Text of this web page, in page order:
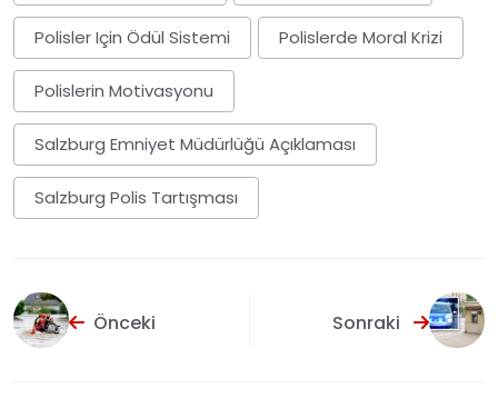
Polisler Için Ödül Sistemi Polislerde Moral Krizi
Polislerin Motivasyonu
Salzburg Emniyet Müdürlüğü Açıklaması
Salzburg Polis Tartışması
Önceki Sonraki